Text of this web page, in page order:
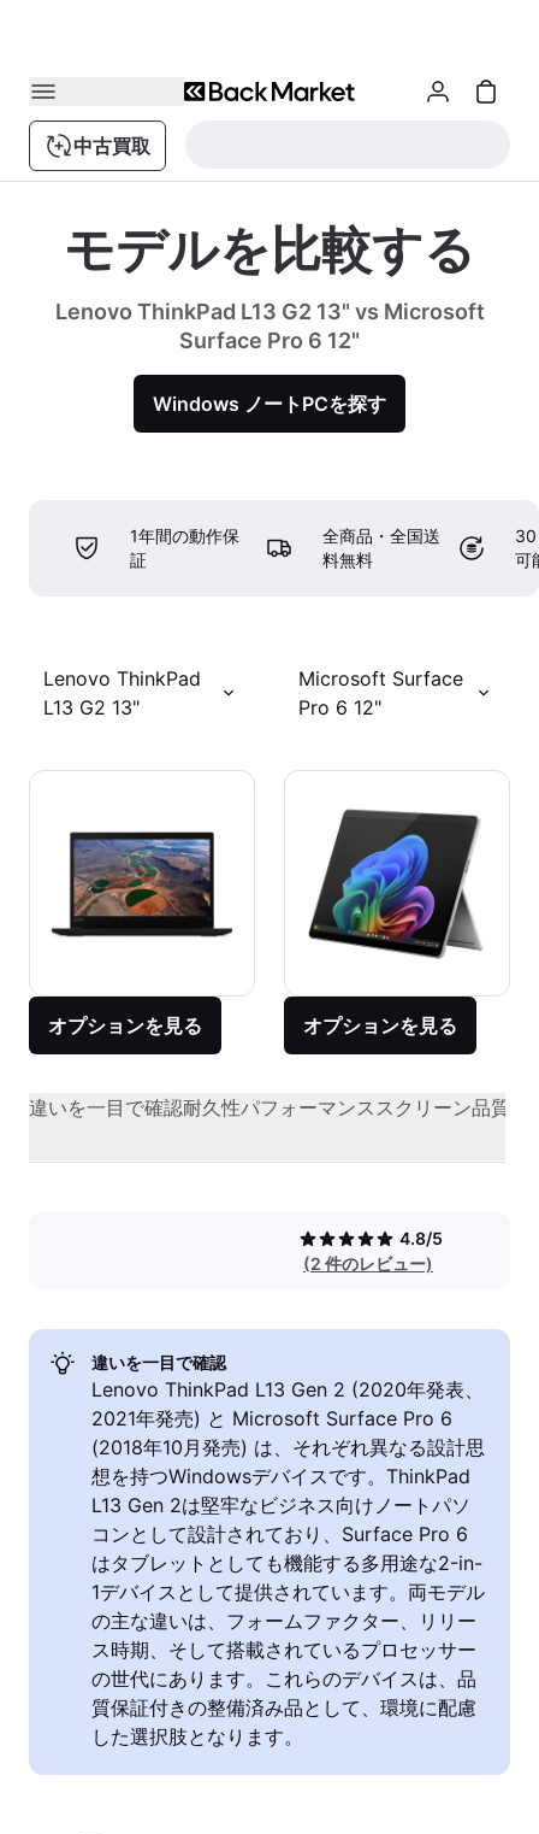
中古買取
モデルを比較する
Lenovo ThinkPad L13 G2 13" vs Microsoft
Surface Pro 6 12"
Windows ノートPCを探す
1年間の動作保
証
全商品・全国送
料無料
30
可
Lenovo ThinkPad
L13 G2 13"
Microsoft Surface
Pro 6 12"
オプションを見る オプションを見る
違いを一目で確認耐久性パフォーマンススクリーン品質
4.8/5
(2 件のレビュー)
違いを一目で確認
Lenovo ThinkPad L13 Gen 2 (2020年発表、
2021年発売) と Microsoft Surface Pro 6
(2018年10月発売) は、それぞれ異なる設計思
想を持つWindowsデバイスです。ThinkPad
L13 Gen 2は堅牢なビジネス向けノートパソ
コンとして設計されており、Surface Pro 6
はタブレットとしても機能する多用途な2-in-
1デバイスとして提供されています。両モデル
の主な違いは、フォームファクター、リリー
ス時期、そして搭載されているプロセッサー
の世代にあります。これらのデバイスは、品
質保証付きの整備済み品として、環境に配慮
した選択肢となります。